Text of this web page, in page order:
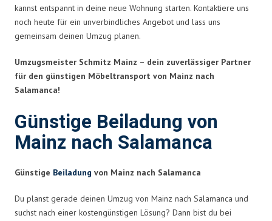
kannst entspannt in deine neue Wohnung starten. Kontaktiere uns
noch heute für ein unverbindliches Angebot und lass uns
gemeinsam deinen Umzug planen.
Umzugsmeister Schmitz Mainz – dein zuverlässiger Partner
für den günstigen Möbeltransport von Mainz nach
Salamanca!
Günstige Beiladung von
Mainz nach Salamanca
Günstige Beiladung von Mainz nach Salamanca
Du planst gerade deinen Umzug von Mainz nach Salamanca und
suchst nach einer kostengünstigen Lösung? Dann bist du bei